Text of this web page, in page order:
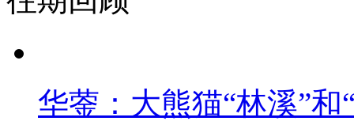
华蓥：大熊猫“林溪”